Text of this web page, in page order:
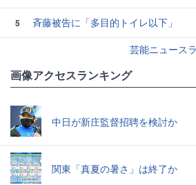
5
斉藤被告に「多目的トイレ以下」
芸能ニュース
画像アクセスランキング
中日が新庄監督招聘を検討か
関東「真夏の暑さ」は終了か